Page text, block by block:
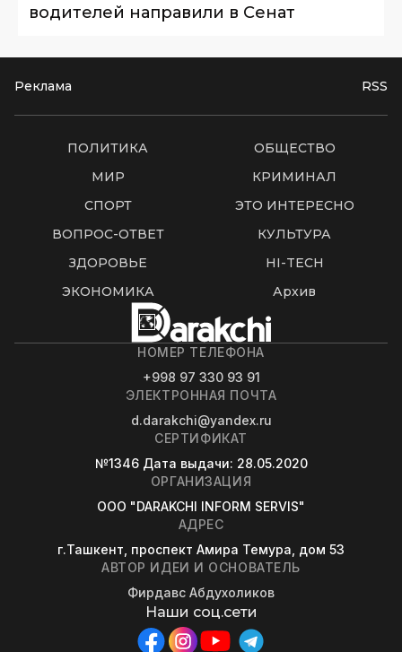
водителей направили в Сенат
Реклама RSS
ПОЛИТИКА
ОБЩЕСТВО
МИР
КРИМИНАЛ
СПОРТ
ЭТО ИНТЕРЕСНО
ВОПРОС-ОТВЕТ
КУЛЬТУРА
ЗДОРОВЬЕ
HI-TECH
ЭКОНОМИКА
Архив
НОМЕР ТЕЛЕФОНА
+998 97 330 93 91
ЭЛЕКТРОННАЯ ПОЧТА
d.darakchi@yandex.ru
СЕРТИФИКАТ
№1346 Дата выдачи: 28.05.2020
ОРГАНИЗАЦИЯ
OOO "DARAKCHI INFORM SERVIS"
АДРЕС
г.Ташкент, проспект Амира Темура, дом 53
АВТОР ИДЕИ И ОСНОВАТЕЛЬ
Фирдавс Абдухоликов
Наши соц.сети